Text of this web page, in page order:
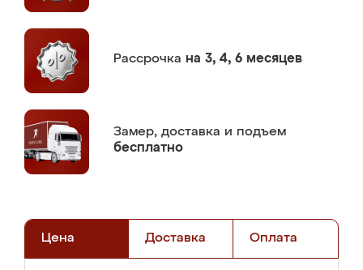
Рассрочка на 3, 4, 6 месяцев
Замер, доставка и подъем
бесплатно
Цена Доставка Оплата